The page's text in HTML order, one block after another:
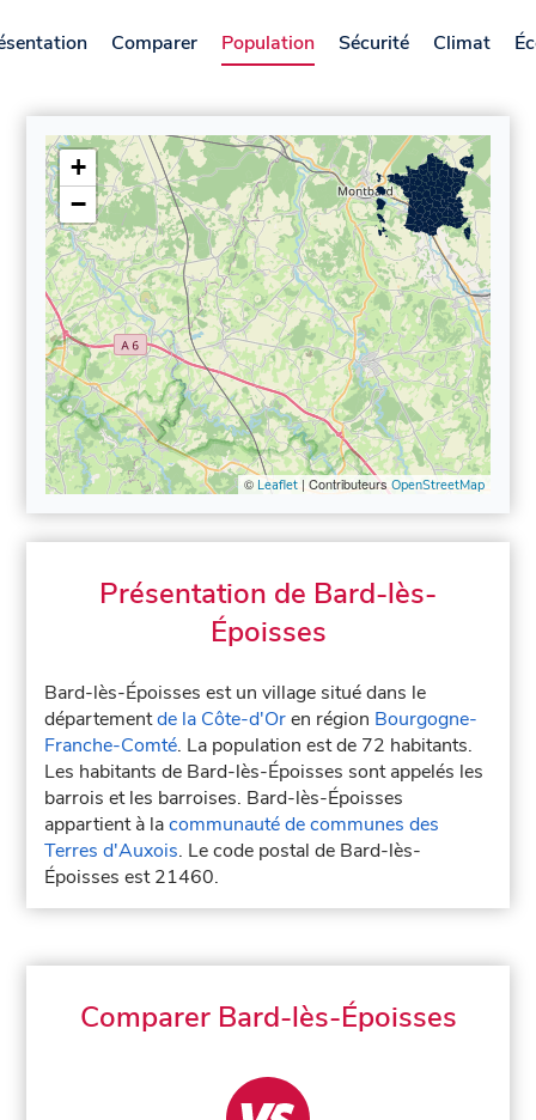
Comparer Population Sécurité Climat
+
−
© Leaflet| Contributeurs OpenStreetMap
Présentation de Bard-lès-
Époisses
Bard-lès-Époisses est un village situé dans le
départementde la Côte-d'Oren région Bourgogne-
Franche-Comté. La population est de 72 habitants.
Les habitants de Bard-lès-Époisses sont appelés les
barrois et les barroises. Bard-lès-Époisses
appartient à lacommunauté de communes des
Terres d'Auxois. Le code postal de Bard-lès-
Époisses est 21460.
Comparer Bard-lès-Époisses